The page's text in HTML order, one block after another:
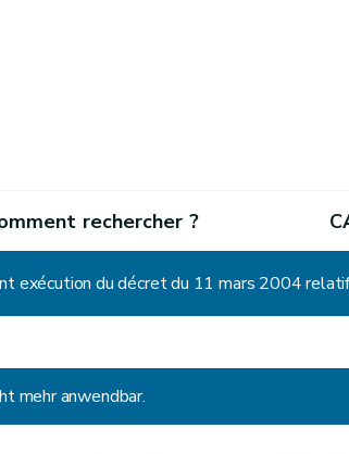
rechercher ?
exécution du décret du 11 mars 2004
mehr anwendbar.